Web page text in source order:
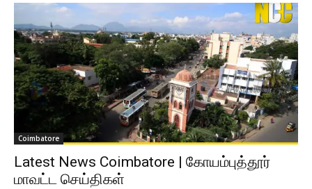
Coimbatore
Latest News Coimbatore | கோயம்புத்தூர்
மாவட்ட செய்திகள்